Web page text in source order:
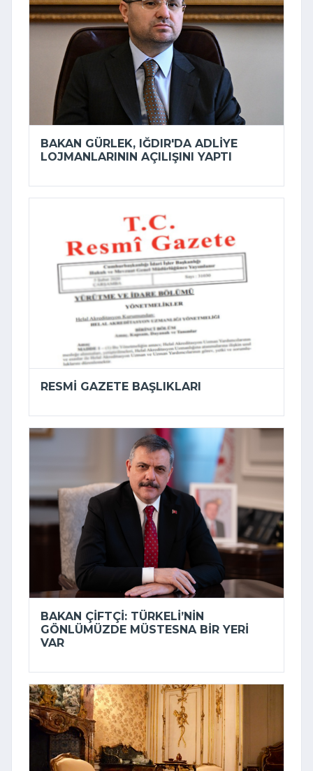
BAKAN GÜRLEK, IĞDIR'DA ADLIYE
LOJMANLARININ AÇILIŞINI YAPTI
RESMI GAZETE BAŞLIKLARI
BAKAN ÇIFTÇI: TÜRKELI’NIN
GÖNLÜMÜZDE MÜSTESNA BIR YERI
VAR